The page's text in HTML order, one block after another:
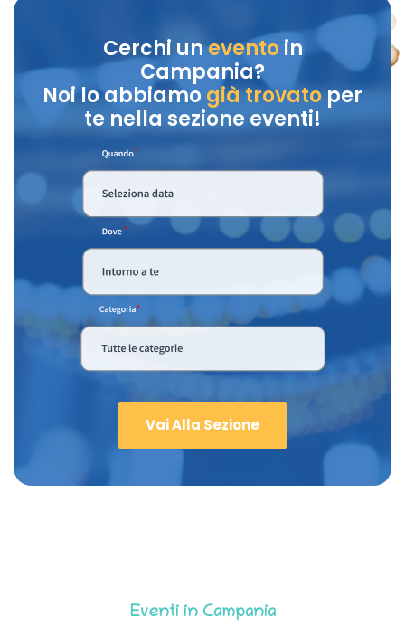
Cerchi unevento in
Campania?
Noi lo abbiamo già trovatoper
te nella sezione eventi!
Vai Alla Sezione
Eventi in Campania